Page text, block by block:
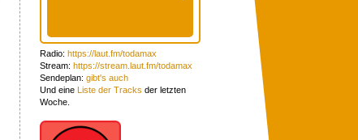
Radio: https://laut.fm/todamax
Stream: https://stream.laut.fm/todamax
Sendeplan: gibt's auch
Und eine Liste der Tracks der letzten
Woche.